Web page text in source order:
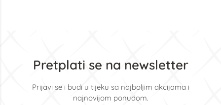
Pretplati se na newsletter
Prijavi se i budi u tijeku sa najboljim akcijama i
najnovijom ponudom.